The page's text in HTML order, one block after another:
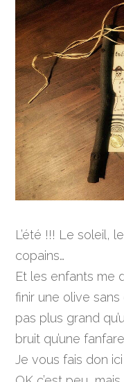
L’été !!! Le soleil,
copains…
Et les enfants me
finir une olive
pas plus grand
bruit qu’une
Je vous fais don